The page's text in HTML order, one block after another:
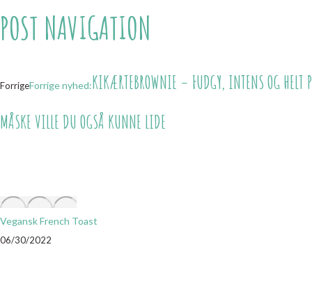
POST NAVIGATION
ForrigeForrige nyhed:KIKÆRTEBROWNIE – FUDGY, INTENS OG HELT
MÅSKE VILLE DU OGSÅ KUNNE LIDE
Vegansk French Toast
06/30/2022